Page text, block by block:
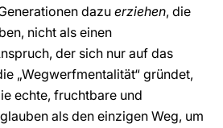
dazuerziehen, die
nicht als einen
der sich nur auf das
„Wegwerfmentalität“ gründet,
echte, fruchtbare und
als den einzigen Weg, um